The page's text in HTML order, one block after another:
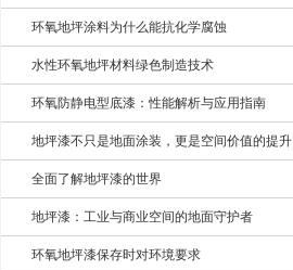
环氧地坪涂料为什么能抗化学腐蚀
水性环氧地坪材料绿色制造技术
环氧防静电型底漆：性能解析与应用指南
地坪漆不只是地面涂装，更是空间价值的提升
全面了解地坪漆的世界
地坪漆：工业与商业空间的地面守护者
环氧地坪漆保存时对环境要求